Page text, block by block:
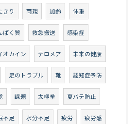
きり 両親 加齢 体重
ぱく質 救急搬送 感染症
オカイン テロメア 未来の健康
足のトラブル 靴 認知症予防
課題 太極拳 夏バテ防止
不足 水分不足 疲労 疲労感